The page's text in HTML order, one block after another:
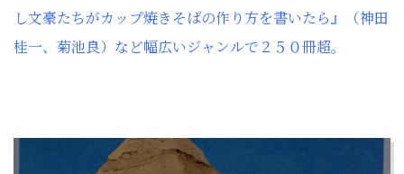
し文豪たちがカップ焼きそばの作り方を書いたら』（神田
桂一、菊池良）など幅広いジャンルで２５０冊超。